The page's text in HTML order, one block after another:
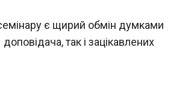
є щирий обмін думками
доповідача, так і зацікавлених